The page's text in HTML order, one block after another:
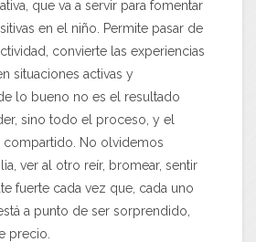
que va a servir para fomentar
en el niño. Permite pasar de
convierte las experiencias
situaciones activas y
lo bueno no es el resultado
sino todo el proceso, y el
compartido. No olvidemos
ver al otro reír, bromear, sentir
fuerte cada vez que, cada uno
a punto de ser sorprendido,
precio.